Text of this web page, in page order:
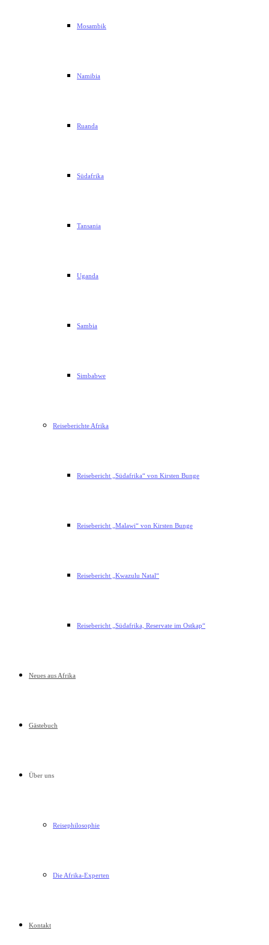
Mosambik
Namibia
Ruanda
Südafrika
Tansania
Uganda
Sambia
Simbabwe
Reiseberichte Afrika
Reisebericht „Südafrika“ von Kirsten Bunge
Reisebericht „Malawi“ von Kirsten Bunge
Reisebericht „Kwazulu Natal“
Reisebericht „Südafrika, Reservate im Ostkap“
Neues aus Afrika
Gästebuch
Über uns
Reisephilosophie
Die Afrika-Experten
Kontakt